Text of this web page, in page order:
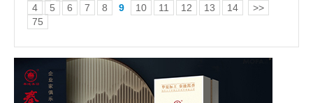
4
5 6 7 8 9 10 11 12 13 14
>>
75